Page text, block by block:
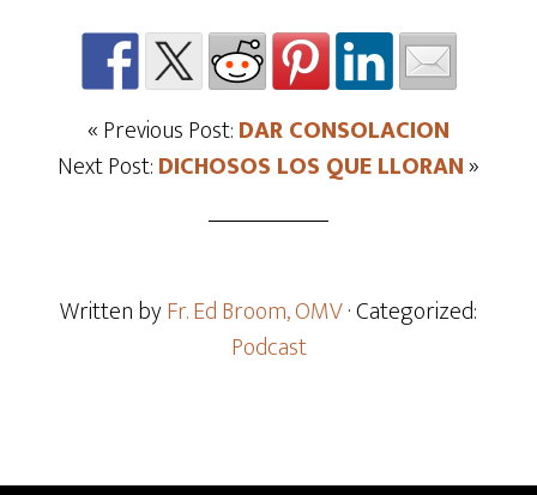
« Previous Post:DAR CONSOLACION
Next Post:DICHOSOS LOS QUE LLORAN»
Written byFr. Ed Broom, OMV· Categorized:
Podcast